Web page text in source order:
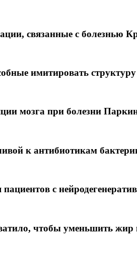
связанные с болезнью
имитировать
мозга при болезни
к антибиотикам
с
чтобы уменьшить жир